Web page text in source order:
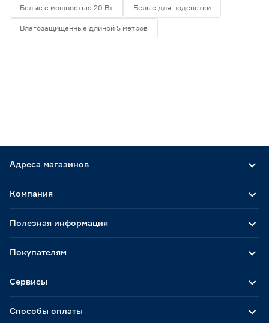
Белые с мощностью 20 Вт Белые для подсветки
Влагозащищенные длиной 5 метров
Адреса магазинов
Способы оплаты
Компания
Полезная информация
Покупателям
Сервисы